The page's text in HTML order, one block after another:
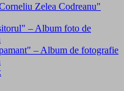
Zelea Codreanu"
– Album foto de
– Album de fotografie